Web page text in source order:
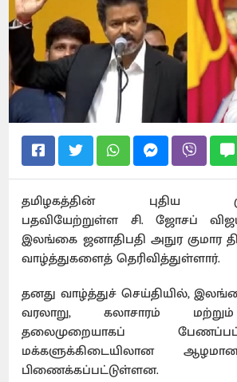
தமிழகத்தின் புதிய
பதவியேற்றுள்ள சி. ஜோசப்
இலங்கை ஜனாதிபதி அநுர குமார
வாழ்த்துகளைத் தெரிவித்துள்ளார்.
தனது வாழ்த்துச் செய்தியில்,
வரலாறு, கலாசாரம்
தலைமுறையாகப்
மக்களுக்கிடையிலான
பிணைக்கப்பட்டுள்ளன.